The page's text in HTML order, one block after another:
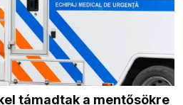
támadtak a mentősökre